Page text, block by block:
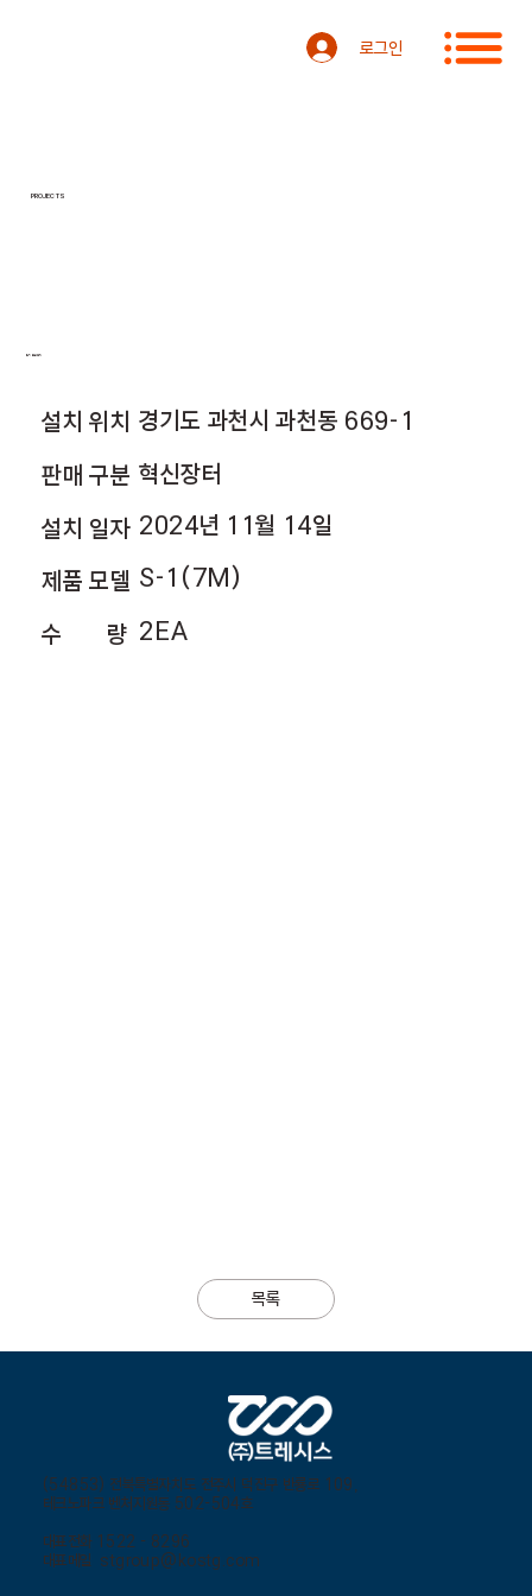
로그인
PROJECTS
경기도 과천시
설치 위치
판매 구분
설치 일자
제품 모델
수 량
경기도 과천시 과천동 669-1
혁신장터
2024년 11월 14일
S-1(7M)
2EA
목록
(54853) 전북특별자치도 전주시 덕진구 반룡로 109,
테크노파크 벤처지원동 502-504호
대표전화 1522 - 8296
대표메일 stgroup@kostg.com